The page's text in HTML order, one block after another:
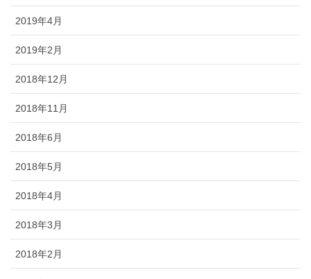
2019年4月
2019年2月
2018年12月
2018年11月
2018年6月
2018年5月
2018年4月
2018年3月
2018年2月